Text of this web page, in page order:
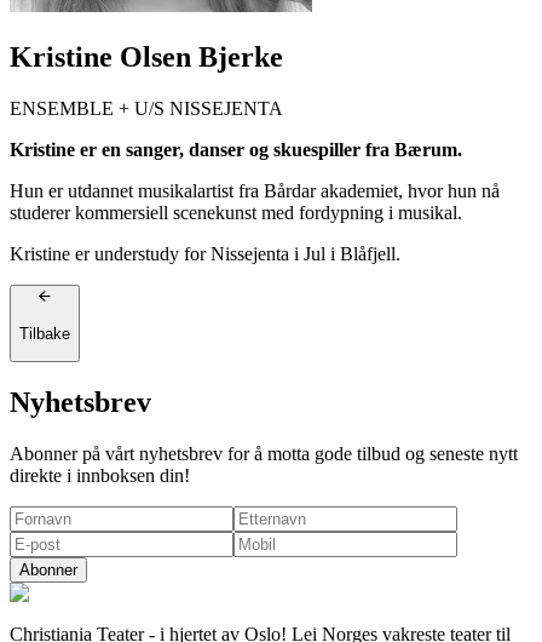
Kristine Olsen Bjerke
ENSEMBLE + U/S NISSEJENTA
Kristine er en sanger, danser og skuespiller fra Bærum.
Hun er utdannet musikalartist fra Bårdar akademiet, hvor hun nå
studerer kommersiell scenekunst med fordypning i musikal.
Kristine er understudy for Nissejenta i Jul i Blåfjell.
Tilbake
Nyhetsbrev
Abonner på vårt nyhetsbrev for å motta gode tilbud og seneste nytt
direkte i innboksen din!
Abonner
Christiania Teater - i hjertet av Oslo! Lei Norges vakreste teater til